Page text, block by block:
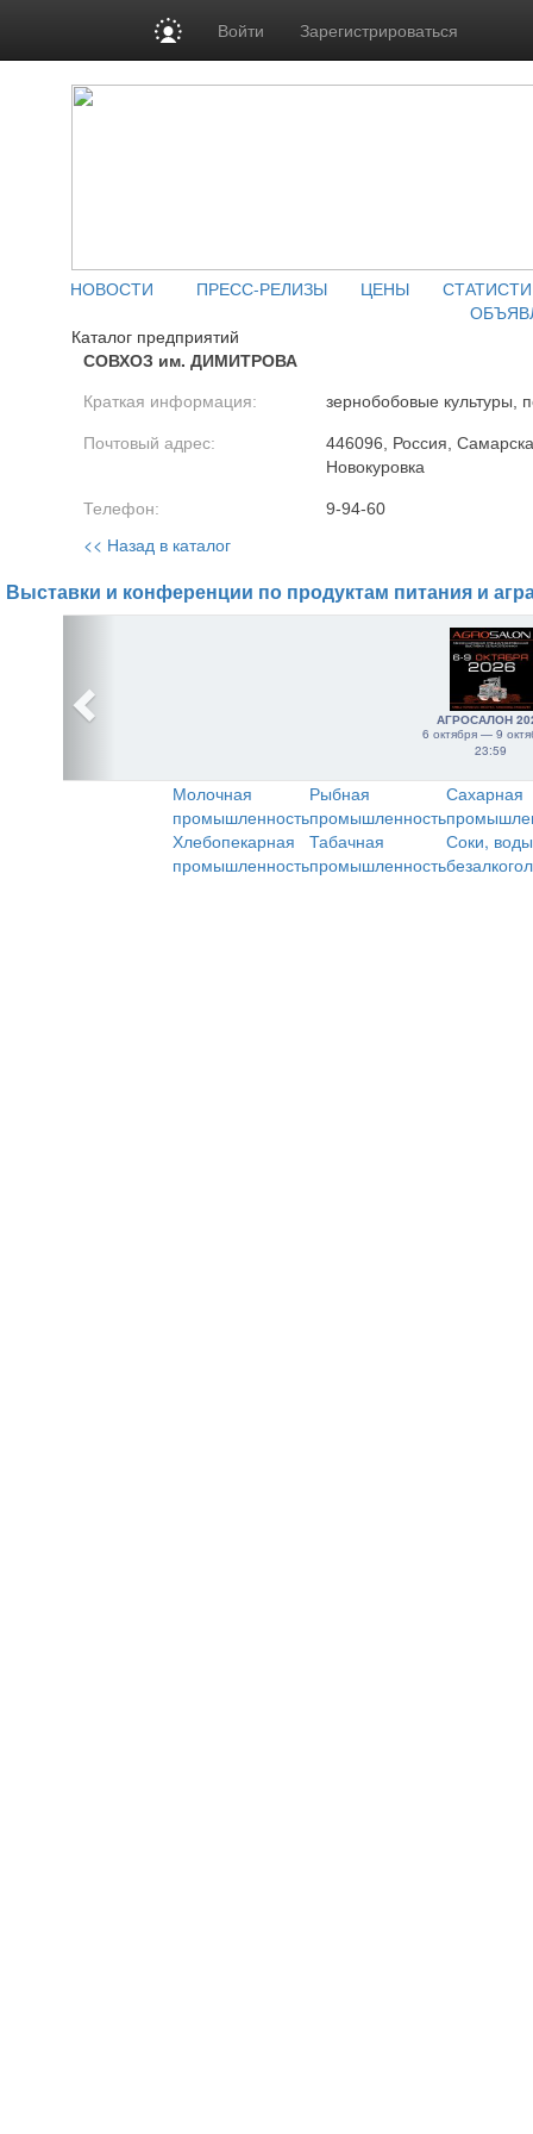
Войти Зарегистрироваться
НОВОСТИ ПРЕСС-РЕЛИЗЫ ЦЕНЫ
Каталог предприятий
СОВХОЗ им. ДИМИТРОВА
Краткая информация: зернобобовые культуры,
Почтовый адрес:
446096, Россия,
Новокуровка
Телефон: 9-94-60
<< Назад в каталог
Выставки и конференции по продуктам питания и
АГРОСАЛОН
6 октября — 9
23:59
Молочная
промышленность
Рыбная
промышленность
Сахарная
Хлебопекарная
промышленность
Табачная
промышленность
Соки,